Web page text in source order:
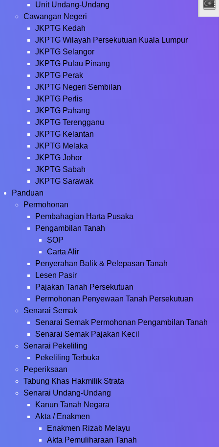
Unit Undang-Undang
Cawangan Negeri
JKPTG Kedah
JKPTG Wilayah Persekutuan Kuala Lumpur
JKPTG Selangor
JKPTG Pulau Pinang
JKPTG Perak
JKPTG Negeri Sembilan
JKPTG Perlis
JKPTG Pahang
JKPTG Terengganu
JKPTG Kelantan
JKPTG Melaka
JKPTG Johor
JKPTG Sabah
JKPTG Sarawak
Panduan
Permohonan
Pembahagian Harta Pusaka
Pengambilan Tanah
SOP
Carta Alir
Penyerahan Balik & Pelepasan Tanah
Lesen Pasir
Pajakan Tanah Persekutuan
Permohonan Penyewaan Tanah Persekutuan
Senarai Semak
Senarai Semak Permohonan Pengambilan Tanah
Senarai Semak Pajakan Kecil
Senarai Pekeliling
Pekeliling Terbuka
Peperiksaan
Tabung Khas Hakmilik Strata
Senarai Undang-Undang
Kanun Tanah Negara
Akta / Enakmen
Enakmen Rizab Melayu
Akta Pemuliharaan Tanah